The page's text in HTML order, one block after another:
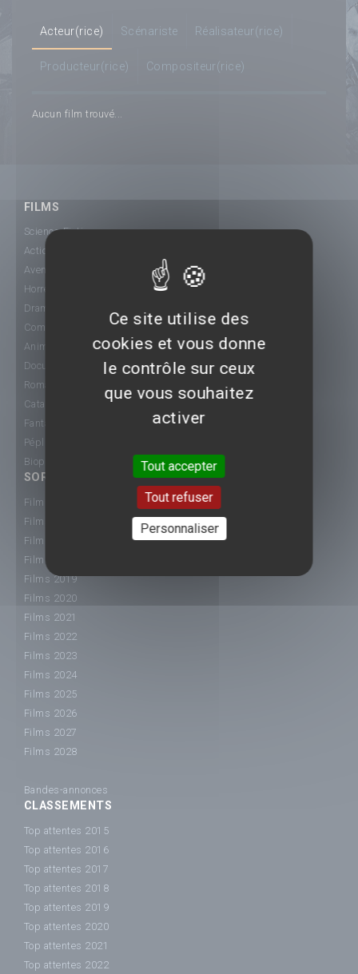
Acteur(rice) Scénariste Réalisateur(rice)
Producteur(rice) Compositeur(rice)
Aucun film trouvé...
FILMS
Science-Fiction
Action
Aventure
Horreur
Drame
Comédie
Animation
Documentaire
Romance
Catastrophe
Fantastique
Péplum
Biopic
SORTIE CINÉ
Films 2015
Films 2016
Films 2017
Films 2018
Films 2019
Films 2020
Films 2021
Films 2022
Films 2023
Films 2024
Films 2025
Films 2026
Films 2027
Films 2028
Bandes-annonces
CLASSEMENTS
Top attentes 2015
Top attentes 2016
Top attentes 2017
Top attentes 2018
Top attentes 2019
Top attentes 2020
Top attentes 2021
Top attentes 2022
Ce site utilise des
cookies et vous donne
le contrôle sur ceux
que vous souhaitez
activer
Tout accepter
Tout refuser
Personnaliser